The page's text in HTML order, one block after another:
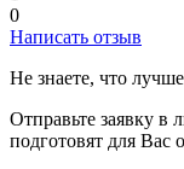
0
Написать отзыв
Не знаете, что лучше
Отправьте заявку
подготовят для Вас